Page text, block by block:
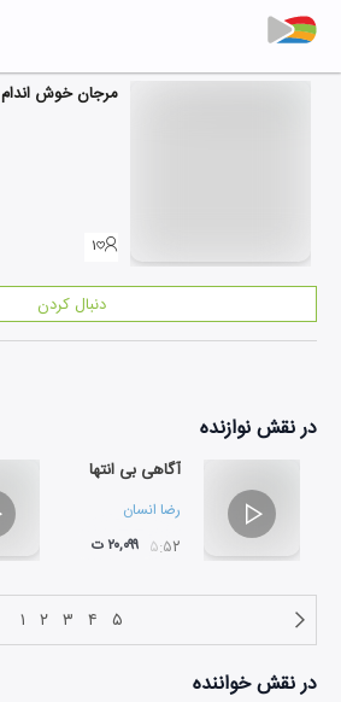
مرجان خوش اندام
۱
دنبال کردن
در نقشنوازنده
آگاهی بی انتها
رضا انسان
۰۵:۵۲ ۲۰,۰۹۹ ت
۱ ۲ ۳ ۴ ۵
در نقشخواننده